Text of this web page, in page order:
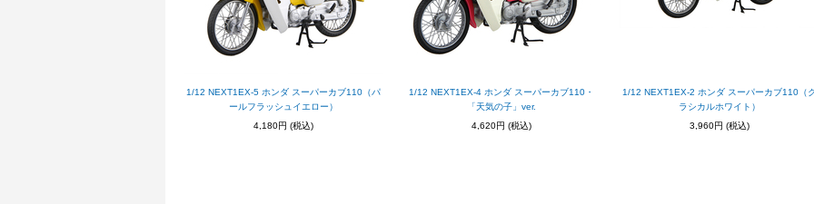
1/12 NEXT1EX-5 ホンダ スーパーカブ110（パ
ールフラッシュイエロー）
4,180円 (税込)
1/12 NEXT1EX-4 ホンダ スーパーカブ110・
「天気の子」ver.
4,620円 (税込)
1/12 NEXT1EX-2 ホンダ スーパーカブ110（
ラシカルホワイト）
3,960円 (税込)